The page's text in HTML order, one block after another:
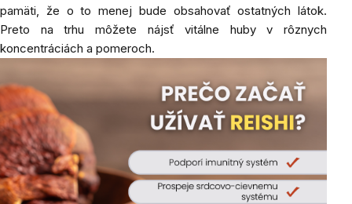
pamäti, že o to menej bude obsahovať ostatných látok.
Preto na trhu môžete nájsť vitálne huby v rôznych
koncentráciách a pomeroch.